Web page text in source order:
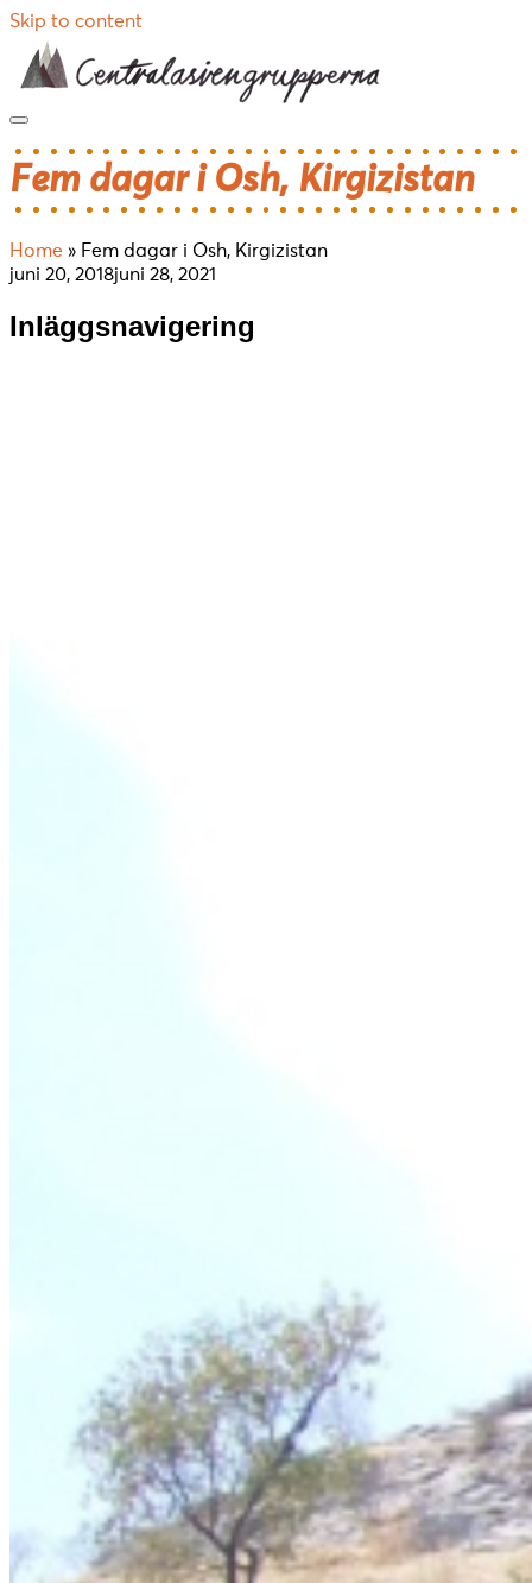
Skip to content
Fem dagar i Osh, Kirgizistan
Home » Fem dagar i Osh, Kirgizistan
juni 20, 2018juni 28, 2021
Inläggsnavigering